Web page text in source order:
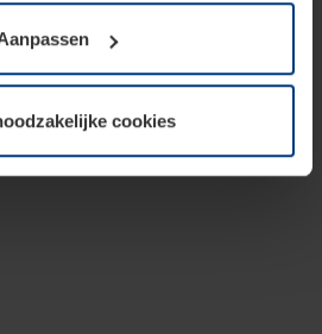
vereist is. Voor alle andere
benodigd. Uw
elk moment bij de uitleg van de
cookies